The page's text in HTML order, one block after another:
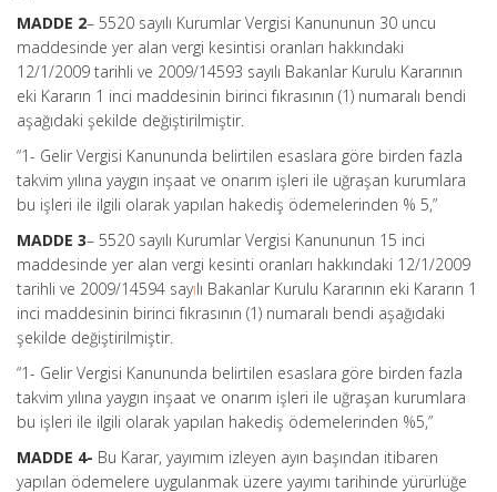
MADDE 2– 5520 sayılı Kurumlar Vergisi Kanununun 30 uncu
maddesinde yer alan vergi kesintisi oranları hakkındaki
12/1/2009 tarihli ve 2009/14593 sayılı Bakanlar Kurulu Kararının
eki Kararın 1 inci maddesinin birinci fıkrasının (1) numaralı bendi
aşağıdaki şekilde değiştirilmiştir.
“1- Gelir Vergisi Kanununda belirtilen esaslara göre birden fazla
takvim yılına yaygın inşaat ve onarım işleri ile uğraşan kurumlara
bu işleri ile ilgili olarak yapılan hakediş ödemelerinden % 5,”
MADDE 3– 5520 sayılı Kurumlar Vergisi Kanununun 15 inci
maddesinde yer alan vergi kesinti oranları hakkındaki 12/1/2009
tarihli ve 2009/14594 sayılı Bakanlar Kurulu Kararının eki Kararın 1
inci maddesinin birinci fıkrasının (1) numaralı bendi aşağıdaki
şekilde değiştirilmiştir.
“1- Gelir Vergisi Kanununda belirtilen esaslara göre birden fazla
takvim yılına yaygın inşaat ve onarım işleri ile uğraşan kurumlara
bu işleri ile ilgili olarak yapılan hakediş ödemelerinden %5,”
MADDE 4- Bu Karar, yayımım izleyen ayın başından itibaren
yapılan ödemelere uygulanmak üzere yayımı tarihinde yürürlüğe